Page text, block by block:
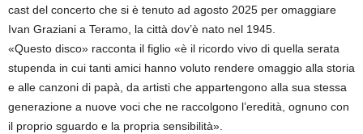
cast del concerto che si è tenuto ad agosto 2025 per omaggiare
Ivan Graziani a Teramo, la città dov’è nato nel 1945.
«Questo disco» racconta il figlio «è il ricordo vivo di quella serata
stupenda in cui tanti amici hanno voluto rendere omaggio alla storia
e alle canzoni di papà, da artisti che appartengono alla sua stessa
generazione a nuove voci che ne raccolgono l’eredità, ognuno con
il proprio sguardo e la propria sensibilità».